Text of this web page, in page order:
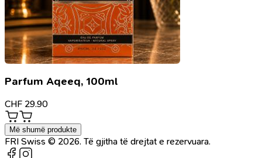
Parfum Aqeeq, 100ml
CHF 29.90
Më shumë produkte
FRI Swiss © 2026. Të gjitha të drejtat e rezervuara.